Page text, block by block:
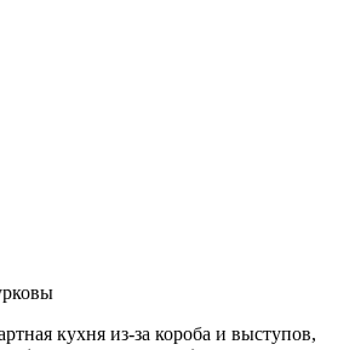
кухня из-за короба и выступов,